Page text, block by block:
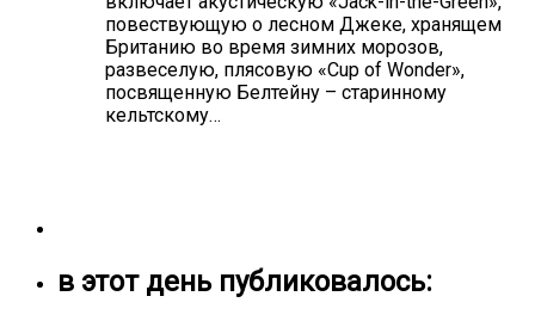
повествующую о лесном Джеке, хранящем
Британию во время зимних морозов,
развеселую, плясовую «Cup of Wonder»,
посвященную Белтейну – старинному
кельтскому…
в этот день публиковалось: